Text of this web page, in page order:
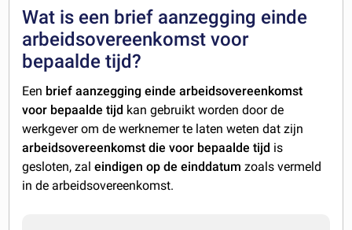
Wat is een brief aanzegging einde
arbeidsovereenkomst voor
bepaalde tijd?
Een brief aanzegging einde arbeidsovereenkomst
voor bepaalde tijd kan gebruikt worden door de
werkgever om de werknemer te laten weten dat zijn
arbeidsovereenkomst die voor bepaalde tijd is
gesloten, zaleindigen op de einddatumzoals vermeld
in de arbeidsovereenkomst.